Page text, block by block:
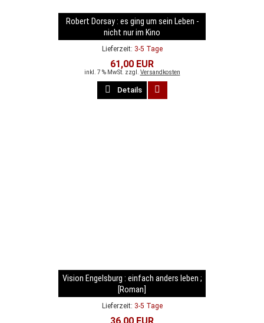
Robert Dorsay : es ging um sein Leben -
nicht nur im Kino
Lieferzeit: 3-5 Tage
61,00 EUR
inkl. 7 % MwSt. zzgl. Versandkosten
Details
Vision Engelsburg : einfach anders leben ;
[Roman]
Lieferzeit: 3-5 Tage